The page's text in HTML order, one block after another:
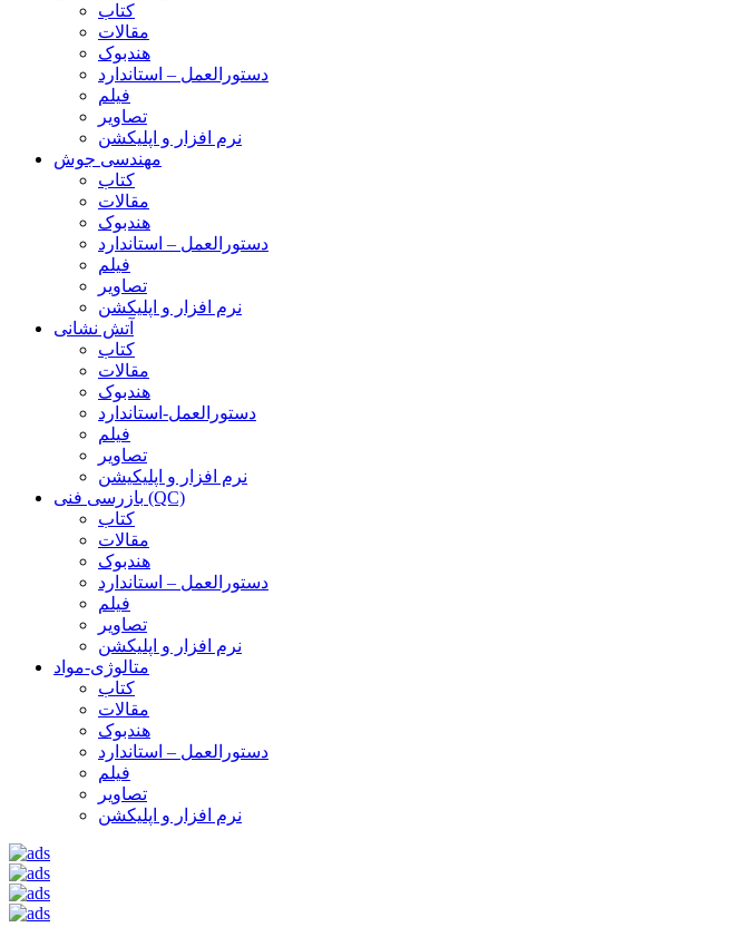
کتاب
مقالات
هندبوک
دستورالعمل – استاندارد
فیلم
تصاویر
نرم افزار و اپلیکشن
مهندسی جوش
کتاب
مقالات
هندبوک
دستورالعمل – استاندارد
فیلم
تصاویر
نرم افزار و اپلیکشن
آتش نشانی
کتاب
مقالات
هندبوک
دستورالعمل-استاندارد
فیلم
تصاویر
نرم افزار و اپلیکیشن
بازرسی فنی (QC)
کتاب
مقالات
هندبوک
دستورالعمل – استاندارد
فیلم
تصاویر
نرم افزار و اپلیکشن
متالوژی-مواد
کتاب
مقالات
هندبوک
دستورالعمل – استاندارد
فیلم
تصاویر
نرم افزار و اپلیکشن